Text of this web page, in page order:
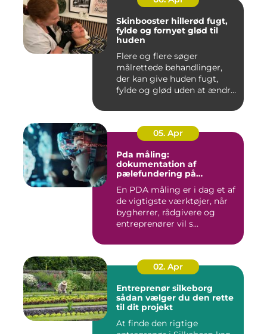
Skinbooster hillerød fugt,
fylde og fornyet glød til
huden
Flere og flere søger
målrettede behandlinger,
der kan give huden fugt,
fylde og glød uden at ændre
05. Apr
Pda måling:
dokumentation af
pælefundering på
En PDA måling er i dag et af
de vigtigste værktøjer, når
bygherrer, rådgivere og
entreprenører vil s...
02. Apr
Entreprenør silkeborg
sådan vælger du den rette
til dit projekt
At finde den rigtige